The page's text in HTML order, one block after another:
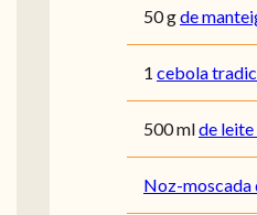
50gde
1 cebola
500mlde
Noz-moscada